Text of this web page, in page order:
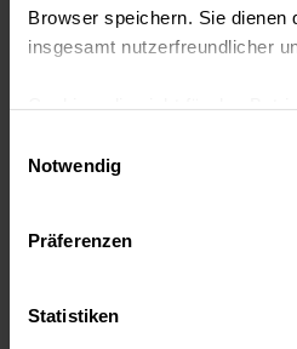
Browser speichern. Sie dienen
insgesamt nutzerfreundlicher
eingesetzt werden.
Es steht Ihnen frei, unsere
Cookies zu benutzen, eine
oder durch Auswahl von „Alle
Notwendig
Präferenzen
Statistiken
Die
Je früher Lungenkrebs
besser sind die